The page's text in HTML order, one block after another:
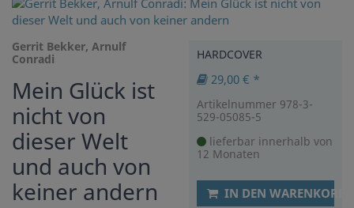
Gerrit Bekker, Arnulf
Conradi
Mein Glück ist
nicht von
dieser Welt
und auch von
keiner andern
HARDCOVER
29,00 € *
Artikelnummer 978-3-
529-05085-5
lieferbar innerhalb von
12 Monaten
IN DEN WARENKORB